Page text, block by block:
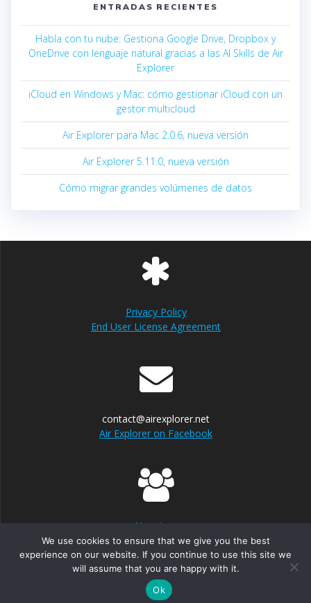
ENTRADAS RECIENTES
Habla con tu nube: Gestiona Google Drive, Dropbox y
OneDrive con lenguaje natural gracias a las AI Skills de Air
Explorer
iCloud en Windows y Mac: cómo gestionar iCloud con un
gestor multicloud
Air Explorer para Mac 2.0.6, nueva versión
Air Explorer 5.11.0, nueva versión
Cómo migrar grandes volúmenes de datos
Privacy Policy
End User License Agreement
contact@airexplorer.net
Air Explorer on Facebook
Nosotros
© 2026 Air Explorer. Built using WordPress andEmpowerWP
Theme .
We use cookies to ensure that we give you the best
experience on our website. If you continue to use this site we
will assume that you are happy with it.
Ok